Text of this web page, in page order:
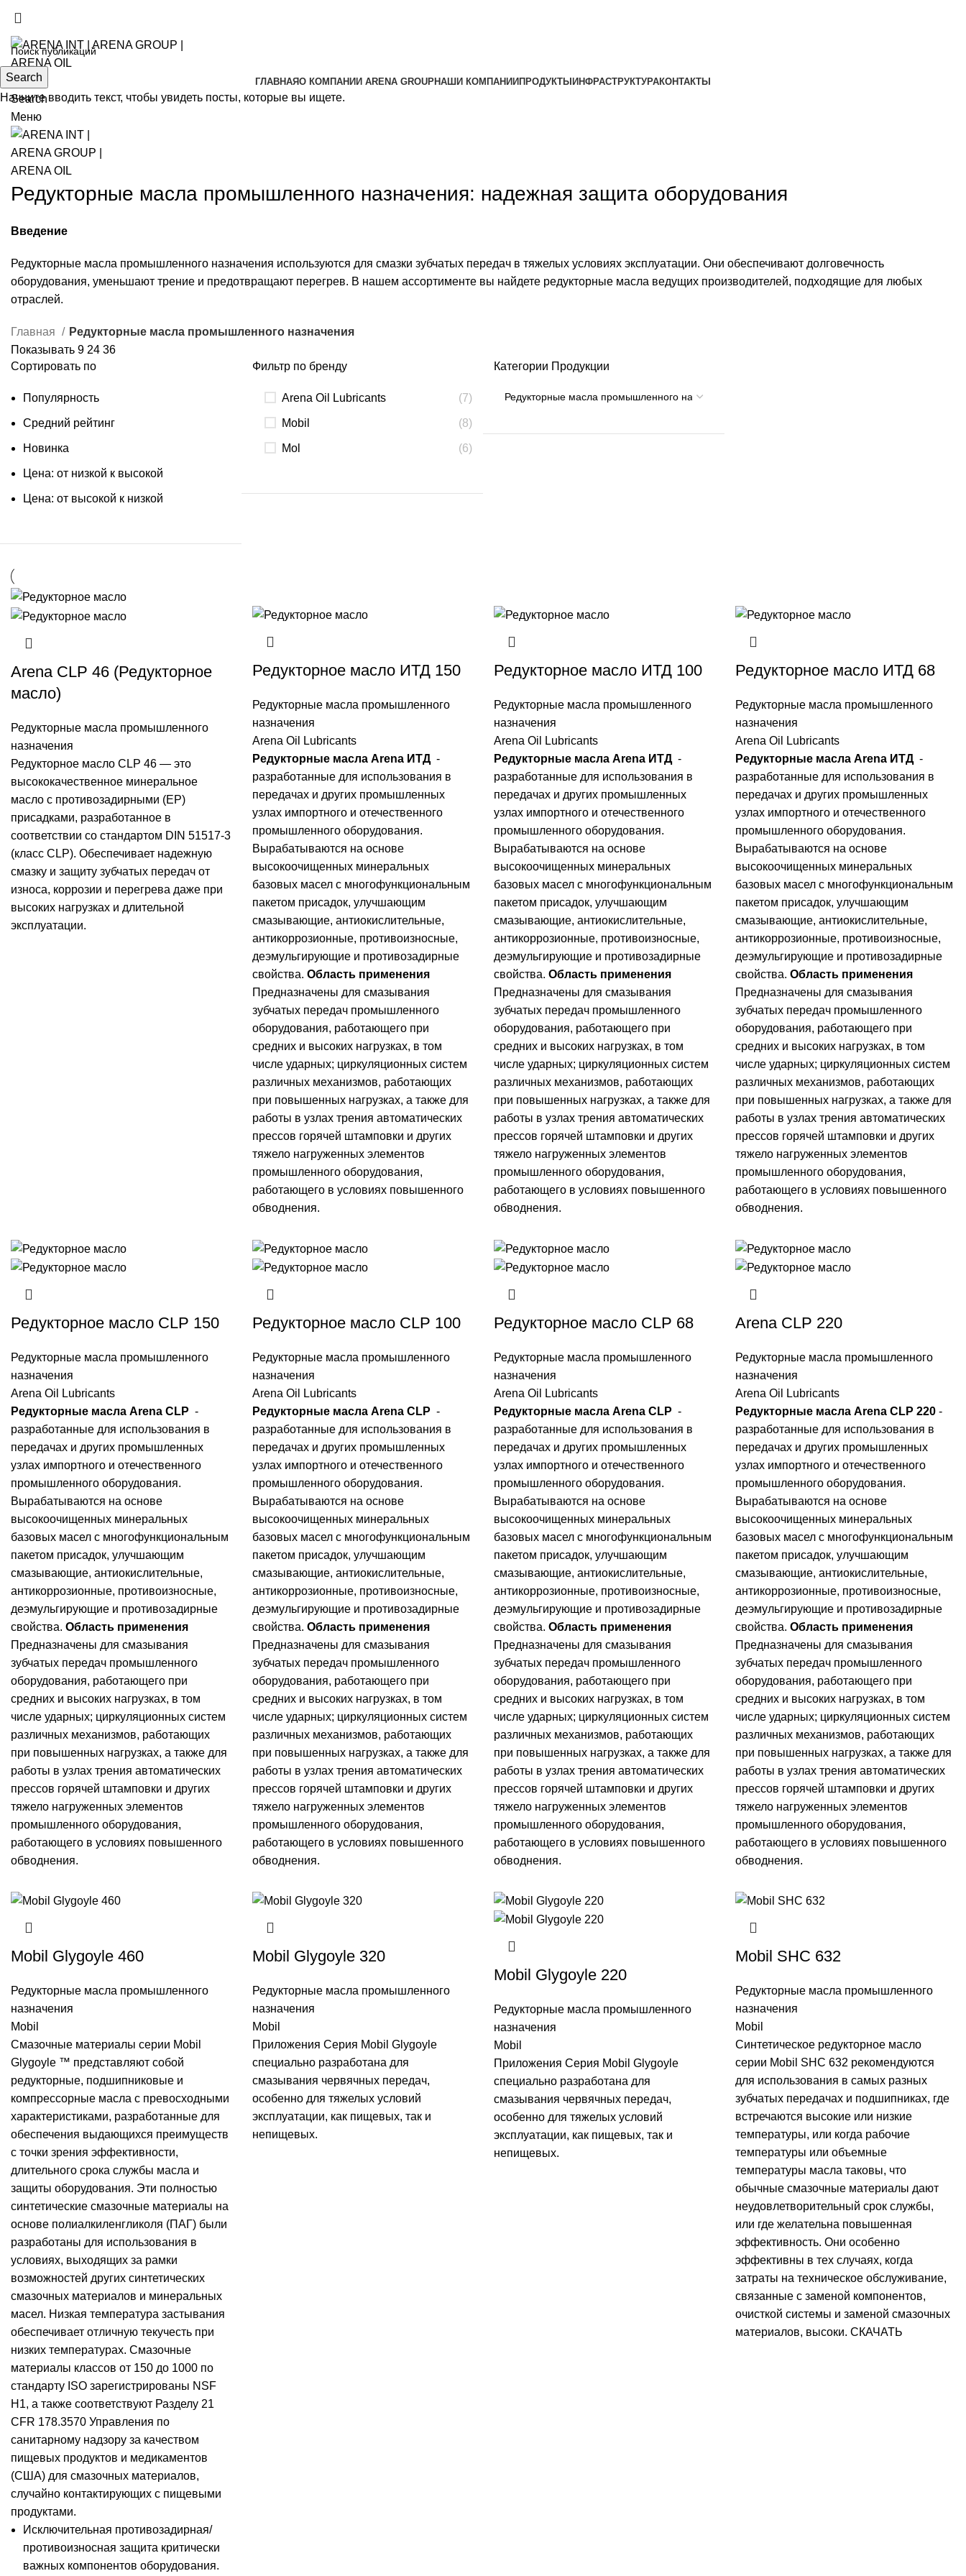
(+998) 99 130-00-11
ГЛАВНАЯО КОМПАНИИ ARENA GROUPНАШИ КОМПАНИИ ПРОДУКТЫ ИНФРАСТРУКТУРАКОНТАКТЫ
Search
Меню
Редукторные масла промышленного назначения: надежная защита оборудования
Введение
Редукторные масла промышленного назначения используются для смазки зубчатых передач в тяжелых условиях эксплуатации. Они обеспечивают долговечность
оборудования, уменьшают трение и предотвращают перегрев. В нашем ассортименте вы найдете редукторные масла ведущих производителей, подходящие для любых
отраслей.
Главная
Редукторные масла промышленного назначения
Показывать 9 24 36
Сортировать по
Популярность
Средний рейтинг
Новинка
Цена: от низкой к высокой
Цена: от высокой к низкой
Фильтр по бренду
Arena Oil Lubricants (7)
Mobil (8)
Mol (6)
Категории Продукции
Arena CLP 46 (Редукторное
масло)
Редукторные масла промышленного
назначения
Редукторное масло CLP 46 — это
высококачественное минеральное
масло с противозадирными (EP)
присадками, разработанное в
соответствии со стандартом DIN 51517-3
(класс CLP). Обеспечивает надежную
смазку и защиту зубчатых передач от
износа, коррозии и перегрева даже при
высоких нагрузках и длительной
эксплуатации.
Редукторное масло ИТД 150
Редукторные масла промышленного
назначения
Arena Oil Lubricants
Редукторные масла Arena ИТД -
разработанные для использования в
передачах и других промышленных
узлах импортного и отечественного
промышленного оборудования.
Вырабатываются на основе
высокоочищенных минеральных
базовых масел с многофункциональным
пакетом присадок, улучшающим
смазывающие, антиокислительные,
антикоррозионные, противоизносные,
деэмульгирующие и противозадирные
свойства. Область применения
Предназначены для смазывания
зубчатых передач промышленного
оборудования, работающего при
средних и высоких нагрузках, в том
числе ударных; циркуляционных систем
различных механизмов, работающих
при повышенных нагрузках, а также для
работы в узлах трения автоматических
прессов горячей штамповки и других
тяжело нагруженных элементов
промышленного оборудования,
работающего в условиях повышенного
обводнения.
Редукторное масло ИТД 100
Редукторные масла промышленного
назначения
Arena Oil Lubricants
Редукторные масла Arena ИТД -
разработанные для использования в
передачах и других промышленных
узлах импортного и отечественного
промышленного оборудования.
Вырабатываются на основе
высокоочищенных минеральных
базовых масел с многофункциональным
пакетом присадок, улучшающим
смазывающие, антиокислительные,
антикоррозионные, противоизносные,
деэмульгирующие и противозадирные
свойства. Область применения
Предназначены для смазывания
зубчатых передач промышленного
оборудования, работающего при
средних и высоких нагрузках, в том
числе ударных; циркуляционных систем
различных механизмов, работающих
при повышенных нагрузках, а также для
работы в узлах трения автоматических
прессов горячей штамповки и других
тяжело нагруженных элементов
промышленного оборудования,
работающего в условиях повышенного
обводнения.
Редукторное масло ИТД 68
Редукторные масла промышленного
назначения
Arena Oil Lubricants
Редукторные масла Arena ИТД -
разработанные для использования в
передачах и других промышленных
узлах импортного и отечественного
промышленного оборудования.
Вырабатываются на основе
высокоочищенных минеральных
базовых масел с многофункциональным
пакетом присадок, улучшающим
смазывающие, антиокислительные,
антикоррозионные, противоизносные,
деэмульгирующие и противозадирные
свойства. Область применения
Предназначены для смазывания
зубчатых передач промышленного
оборудования, работающего при
средних и высоких нагрузках, в том
числе ударных; циркуляционных систем
различных механизмов, работающих
при повышенных нагрузках, а также для
работы в узлах трения автоматических
прессов горячей штамповки и других
тяжело нагруженных элементов
промышленного оборудования,
работающего в условиях повышенного
обводнения.
Редукторное масло CLP 150
Редукторные масла промышленного
назначения
Arena Oil Lubricants
Редукторные масла Arena CLP -
разработанные для использования в
передачах и других промышленных
узлах импортного и отечественного
промышленного оборудования.
Вырабатываются на основе
высокоочищенных минеральных
базовых масел с многофункциональным
пакетом присадок, улучшающим
смазывающие, антиокислительные,
антикоррозионные, противоизносные,
деэмульгирующие и противозадирные
свойства. Область применения
Предназначены для смазывания
зубчатых передач промышленного
оборудования, работающего при
средних и высоких нагрузках, в том
числе ударных; циркуляционных систем
различных механизмов, работающих
при повышенных нагрузках, а также для
работы в узлах трения автоматических
прессов горячей штамповки и других
тяжело нагруженных элементов
промышленного оборудования,
работающего в условиях повышенного
обводнения.
Редукторное масло CLP 100
Редукторные масла промышленного
назначения
Arena Oil Lubricants
Редукторные масла Arena CLP -
разработанные для использования в
передачах и других промышленных
узлах импортного и отечественного
промышленного оборудования.
Вырабатываются на основе
высокоочищенных минеральных
базовых масел с многофункциональным
пакетом присадок, улучшающим
смазывающие, антиокислительные,
антикоррозионные, противоизносные,
деэмульгирующие и противозадирные
свойства. Область применения
Предназначены для смазывания
зубчатых передач промышленного
оборудования, работающего при
средних и высоких нагрузках, в том
числе ударных; циркуляционных систем
различных механизмов, работающих
при повышенных нагрузках, а также для
работы в узлах трения автоматических
прессов горячей штамповки и других
тяжело нагруженных элементов
промышленного оборудования,
работающего в условиях повышенного
обводнения.
Редукторное масло CLP 68
Редукторные масла промышленного
назначения
Arena Oil Lubricants
Редукторные масла Arena CLP -
разработанные для использования в
передачах и других промышленных
узлах импортного и отечественного
промышленного оборудования.
Вырабатываются на основе
высокоочищенных минеральных
базовых масел с многофункциональным
пакетом присадок, улучшающим
смазывающие, антиокислительные,
антикоррозионные, противоизносные,
деэмульгирующие и противозадирные
свойства. Область применения
Предназначены для смазывания
зубчатых передач промышленного
оборудования, работающего при
средних и высоких нагрузках, в том
числе ударных; циркуляционных систем
различных механизмов, работающих
при повышенных нагрузках, а также для
работы в узлах трения автоматических
прессов горячей штамповки и других
тяжело нагруженных элементов
промышленного оборудования,
работающего в условиях повышенного
обводнения.
Arena CLP 220
Редукторные масла промышленного
назначения
Arena Oil Lubricants
Редукторные масла Arena CLP 220 -
разработанные для использования в
передачах и других промышленных
узлах импортного и отечественного
промышленного оборудования.
Вырабатываются на основе
высокоочищенных минеральных
базовых масел с многофункциональным
пакетом присадок, улучшающим
смазывающие, антиокислительные,
антикоррозионные, противоизносные,
деэмульгирующие и противозадирные
свойства. Область применения
Предназначены для смазывания
зубчатых передач промышленного
оборудования, работающего при
средних и высоких нагрузках, в том
числе ударных; циркуляционных систем
различных механизмов, работающих
при повышенных нагрузках, а также для
работы в узлах трения автоматических
прессов горячей штамповки и других
тяжело нагруженных элементов
промышленного оборудования,
работающего в условиях повышенного
обводнения.
Mobil Glygoyle 460
Редукторные масла промышленного
назначения
Mobil
Смазочные материалы серии Mobil
Glygoyle ™ представляют собой
редукторные, подшипниковые и
компрессорные масла с превосходными
характеристиками, разработанные для
обеспечения выдающихся преимуществ
с точки зрения эффективности,
длительного срока службы масла и
защиты оборудования. Эти полностью
синтетические смазочные материалы на
основе полиалкиленгликоля (ПАГ) были
разработаны для использования в
условиях, выходящих за рамки
возможностей других синтетических
смазочных материалов и минеральных
масел. Низкая температура застывания
обеспечивает отличную текучесть при
низких температурах. Смазочные
материалы классов от 150 до 1000 по
стандарту ISO зарегистрированы NSF
H1, а также соответствуют Разделу 21
CFR 178.3570 Управления по
санитарному надзору за качеством
пищевых продуктов и медикаментов
(США) для смазочных материалов,
случайно контактирующих с пищевыми
продуктами.
Исключительная противозадирная/
противоизносная защита критически
важных компонентов оборудования.
Mobil Glygoyle 320
Редукторные масла промышленного
назначения
Mobil
Приложения Серия Mobil Glygoyle
специально разработана для
смазывания червячных передач,
особенно для тяжелых условий
эксплуатации, как пищевых, так и
непищевых.
Mobil Glygoyle 220
Редукторные масла промышленного
назначения
Mobil
Приложения Серия Mobil Glygoyle
специально разработана для
смазывания червячных передач,
особенно для тяжелых условий
эксплуатации, как пищевых, так и
непищевых.
Mobil SHC 632
Редукторные масла промышленного
назначения
Mobil
Синтетическое редукторное масло
серии Mobil SHC 632 рекомендуются
для использования в самых разных
зубчатых передачах и подшипниках, где
встречаются высокие или низкие
температуры, или когда рабочие
температуры или объемные
температуры масла таковы, что
обычные смазочные материалы дают
неудовлетворительный срок службы,
или где желательна повышенная
эффективность. Они особенно
эффективны в тех случаях, когда
затраты на техническое обслуживание,
связанные с заменой компонентов,
очисткой системы и заменой смазочных
материалов, высоки. СКАЧАТЬ
Search
Начните вводить текст, чтобы увидеть посты, которые вы ищете.